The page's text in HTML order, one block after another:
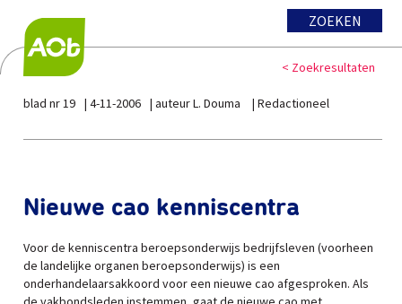
ZOEKEN
< Zoekresultaten
blad nr 19 4-11-2006 auteur L. Douma Redactioneel
Nieuwe cao kenniscentra
Voor de kenniscentra beroepsonderwijs bedrijfsleven (voorheen
de landelijke organen beroepsonderwijs) is een
onderhandelaarsakkoord voor een nieuwe cao afgesproken. Als